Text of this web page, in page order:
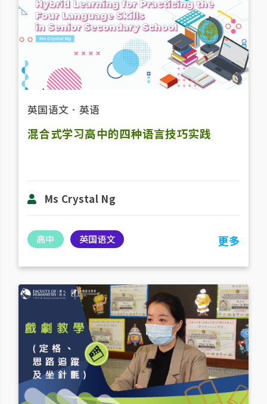
英国语文 ． 英语
混合式学习高中的四种语言技巧实践
Ms Crystal Ng
高中 英国语文 更多